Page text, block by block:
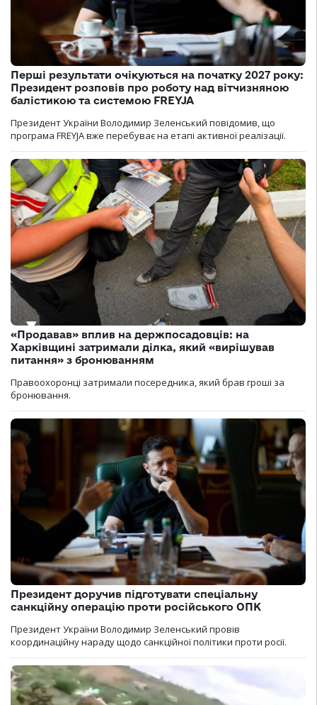
Перші результати очікуються на початку 2027 року:
Президент розповів про роботу над вітчизняною
балістикою та системою FREYJA
Президент України Володимир Зеленський повідомив, що
програма FREYJA вже перебуває на етапі активної реалізації.
«Продавав» вплив на держпосадовців: на
Харківщині затримали ділка, який «вирішував
питання» з бронюванням
Правоохоронці затримали посередника, який брав гроші за
бронювання.
Президент доручив підготувати спеціальну
санкційну операцію проти російського ОПК
Президент України Володимир Зеленський провів
координаційну нараду щодо санкційної політики проти росії.